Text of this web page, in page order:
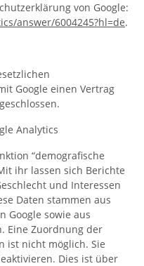
von Google:
answer/6004245?hl=de.
Google einen Vertrag
Analytics
“demografische
ihr lassen sich Berichte
und Interessen
Daten stammen aus
Google sowie aus
Eine Zuordnung der
ist nicht möglich. Sie
Dies ist über